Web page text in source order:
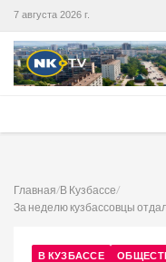
7 августа 2026 г.
Главная/В Кузбассе/
За неделю кузбассовцы
В КУЗБАССЕ